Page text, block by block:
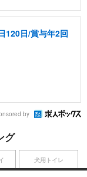
120日/賞与年2回
by
グ
犬用トイレ